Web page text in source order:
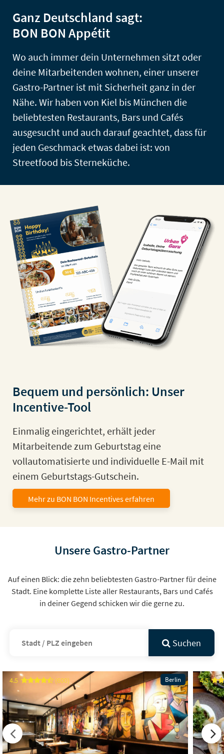
Ganz Deutschland sagt:
BON BON Appétit
Wo auch immer dein Unternehmen sitzt oder
deine Mitarbeitenden wohnen, einer unserer
Gastro-Partner ist mit Sicherheit ganz in der
Nähe. Wir haben von Kiel bis München die
beliebtesten Restaurants, Bars und Cafés
ausgesucht und auch darauf geachtet, dass für
jeden Geschmack etwas dabei ist: von
Streetfood bis Sterneküche.
Bequem und persönlich: Unser
Incentive-Tool
Einmalig eingerichtet, erhält jeder
Mitarbeitende zum Geburtstag eine
vollautomatisierte und individuelle E-Mail mit
einem Geburtstags-Gutschein.
Mehr zu BON BON Incentives erfahren
Unsere Gastro-Partner
Auf einen Blick: die zehn beliebtesten Gastro-Partner für deine
Stadt. Eine komplette Liste aller Restaurants, Bars und Cafés
in deiner Gegend schicken wir die gerne zu.
Suchen
Berlin
4.5 (600) 4.5